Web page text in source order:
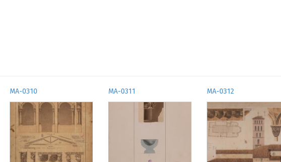
MA-0310 MA-0311 MA-0312